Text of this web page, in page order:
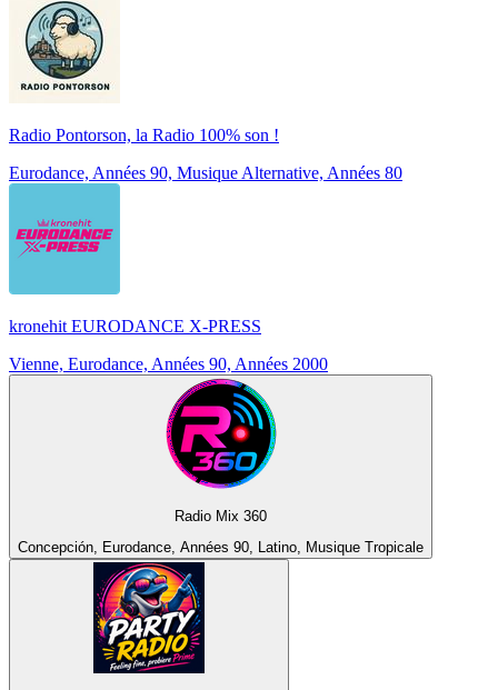
Radio Pontorson, la Radio 100% son !
Eurodance, Années 90, Musique Alternative, Années 80
kronehit EURODANCE X-PRESS
Vienne, Eurodance, Années 90, Années 2000
Radio Mix 360
Concepción, Eurodance, Années 90, Latino, Musique Tropicale